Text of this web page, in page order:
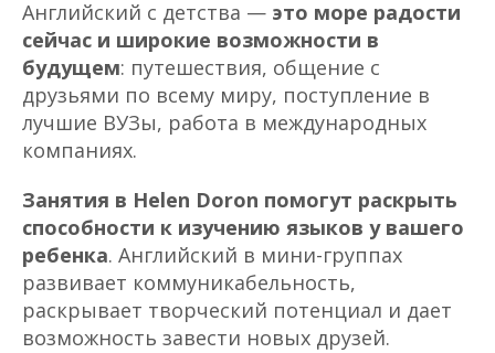
Английский с детства — это море радости
сейчас и широкие возможности в
будущем: путешествия, общение с
друзьями по всему миру, поступление в
лучшие ВУЗы, работа в международных
компаниях.
Занятия в Helen Doron помогут раскрыть
способности к изучению языков у вашего
ребенка. Английский в мини-группах
развивает коммуникабельность,
раскрывает творческий потенциал и дает
возможность завести новых друзей.